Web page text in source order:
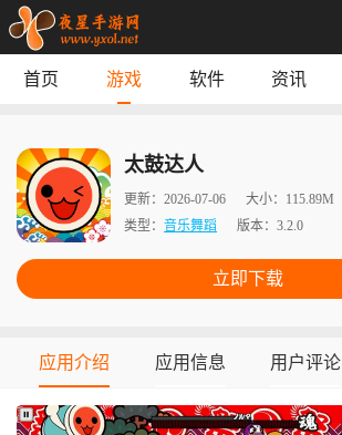
专题 榜单
首页 游戏 软件 资讯
太鼓达人
更新： 2026-07-06 大小： 115.89M
类型： 音乐舞蹈 版本： 3.2.0
立即下载
应用介绍 应用信息 用户评论